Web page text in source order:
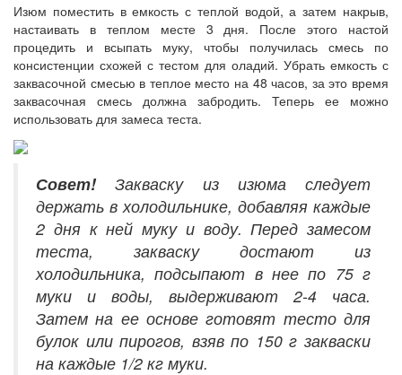
Изюм поместить в емкость с теплой водой, а затем накрыв,
настаивать в теплом месте 3 дня. После этого настой
процедить и всыпать муку, чтобы получилась смесь по
консистенции схожей с тестом для оладий. Убрать емкость с
заквасочной смесью в теплое место на 48 часов, за это время
заквасочная смесь должна забродить. Теперь ее можно
использовать для замеса теста.
Совет!Закваску из изюма следует
держать в холодильнике, добавляя каждые
2 дня к ней муку и воду. Перед замесом
теста, закваску достают из
холодильника, подсыпают в нее по 75 г
муки и воды, выдерживают 2-4 часа.
Затем на ее основе готовят тесто для
булок или пирогов, взяв по 150 г закваски
на каждые 1/2 кг муки.